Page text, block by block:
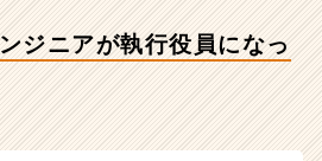
ジニアが執行役員になっ